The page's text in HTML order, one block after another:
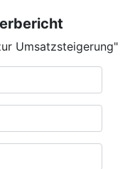
Umsatzsteigerung"